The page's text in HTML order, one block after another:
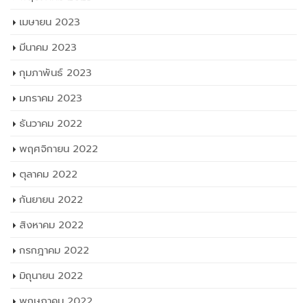
มีนาคม 2023
กุมภาพันธ์ 2023
มกราคม 2023
ธันวาคม 2022
พฤศจิกายน 2022
ตุลาคม 2022
กันยายน 2022
สิงหาคม 2022
กรกฎาคม 2022
มิถุนายน 2022
พฤษภาคม 2022
เมษายน 2022